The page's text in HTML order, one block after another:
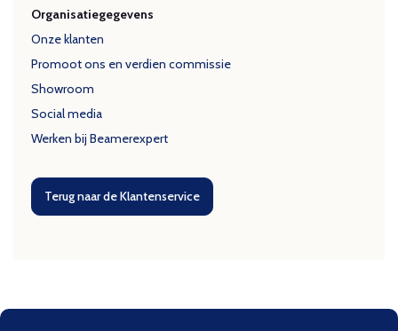
Organisatiegegevens
Onze klanten
Promoot ons en verdien commissie
Showroom
Social media
Werken bij Beamerexpert
Terug naar de Klantenservice